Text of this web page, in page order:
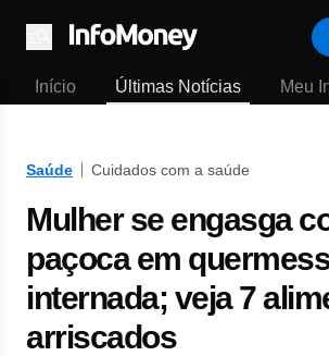
Menu
Início Últimas Notícias Meu
Saúde Cuidados com a saúde
Mulher se engasga
paçoca em
internada; veja 7
arriscados